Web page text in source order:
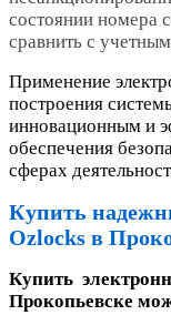
состоянии номера
сравнить с
Применение
построения
инновационным и
обеспечения
сферах
Купить
Ozlocks в
Купить
Прокопьевске